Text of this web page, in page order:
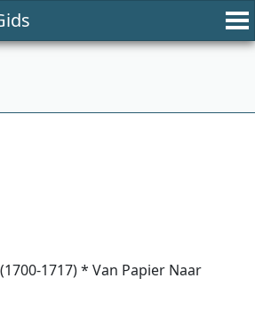
1717) * Van Papier Naar